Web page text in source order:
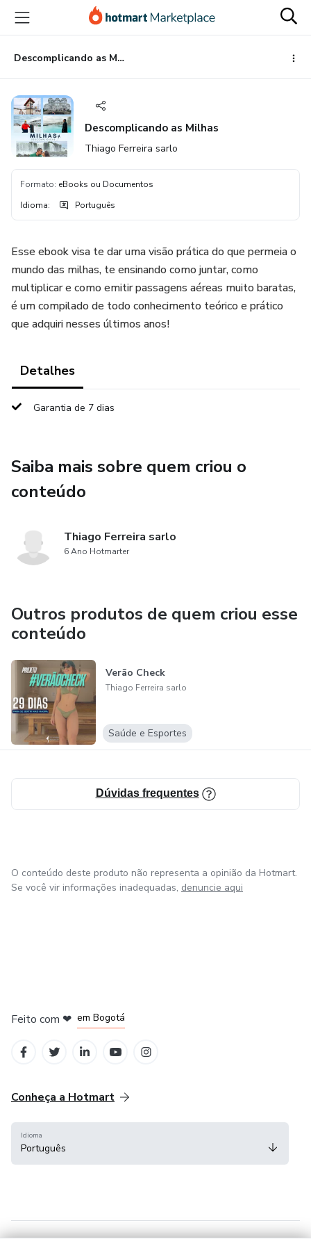
para
conteúdo
principal
para
pagamento
para
rodapé
Descomplicando as Milhas
Descomplicando as Milhas
Thiago Ferreira sarlo
Formato: eBooks ou Documentos
Idioma: Português
Esse ebook visa te dar uma visão prática do que permeia o
mundo das milhas, te ensinando como juntar, como
multiplicar e como emitir passagens aéreas muito baratas,
é um compilado de todo conhecimento teórico e prático
que adquiri nesses últimos anos!
Detalhes
Garantia de 7 dias
Saiba mais sobre quem criou o
conteúdo
Thiago Ferreira sarlo
6 Ano Hotmarter
Outros produtos de quem criou esse
conteúdo
Verão Check
Thiago Ferreira sarlo
Saúde e Esportes
Dúvidas frequentes
O conteúdo deste produto não representa a opinião da Hotmart.
Se você vir informações inadequadas, denuncie aqui
Feito com ❤ em Bogotá
Conheça a Hotmart
Idioma
Português